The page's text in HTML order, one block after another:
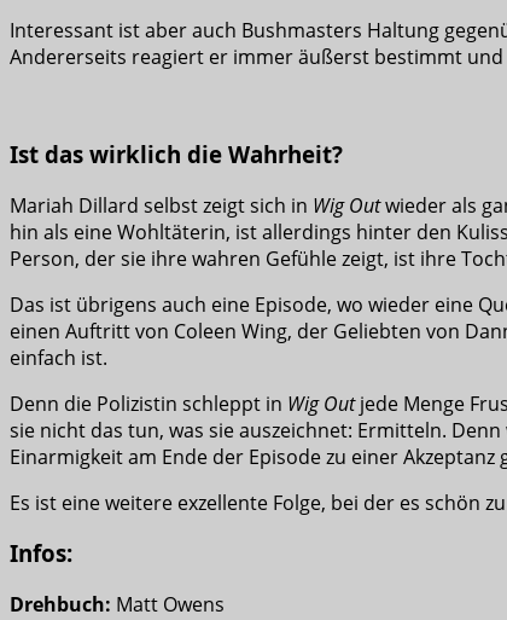
Interessant ist aber auch Bushmasters Haltung
Andererseits reagiert er immer äußerst bestimmt
Ist das wirklich die Wahrheit?
Mariah Dillard selbst zeigt sich in Wig Outwieder als
hin als eine Wohltäterin, ist allerdings hinter den
Person, der sie ihre wahren Gefühle zeigt, ist ihre
Das ist übrigens auch eine Episode, wo wieder eine
einen Auftritt von Coleen Wing, der Geliebten von
einfach ist.
Denn die Polizistin schleppt in Wig Outjede Menge
sie nicht das tun, was sie auszeichnet: Ermitteln.
Einarmigkeit am Ende der Episode zu einer Akzeptanz
Es ist eine weitere exzellente Folge, bei der es schön
Infos:
Drehbuch: Matt Owens